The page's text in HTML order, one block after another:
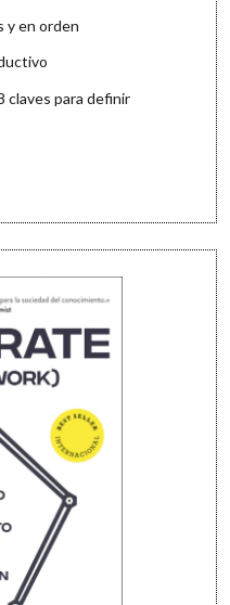
y en orden
claves para definir